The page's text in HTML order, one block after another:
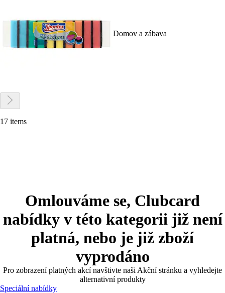
Domov a zábava
17 items
Omlouváme se, Clubcard
nabídky v této kategorii již není
platná, nebo je již zboží
vyprodáno
Pro zobrazení platných akcí navštivte naši Akční stránku a vyhledejte
alternativní produkty
Speciální nabídky